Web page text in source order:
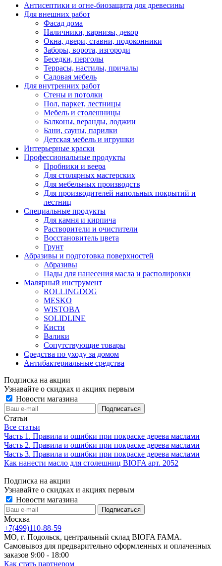
Антисептики и огне-биозащита для древесины
Для внешних работ
Фасад дома
Наличники, карнизы, декор
Окна, двери, ставни, подоконники
Заборы, ворота, изгороди
Беседки, перголы
Террасы, настилы, причалы
Садовая мебель
Для внутренних работ
Стены и потолки
Пол, паркет, лестницы
Мебель и столешницы
Балконы, веранды, лоджии
Бани, сауны, парилки
Детская мебель и игрушки
Интерьерные краски
Профессиональные продукты
Пробники и веера
Для столярных мастерских
Для мебельных производств
Для производителей напольных покрытий и
лестниц
Специальные продукты
Для камня и кирпича
Растворители и очистители
Восстановитель цвета
Грунт
Абразивы и подготовка поверхностей
Абразивы
Пады для нанесения масла и располировки
Малярный инструмент
ROLLINGDOG
MESKO
WISTOBA
SOLIDLINE
Кисти
Валики
Сопутствующие товары
Средства по уходу за домом
Антибактериальные средства
Подписка на акции
Узнавайте о скидках и акциях первым
Новости магазина
Статьи
Все статьи
Часть 1. Правила и ошибки при покраске дерева маслами
Часть 2. Правила и ошибки при покраске дерева маслами
Часть 3. Правила и ошибки при покраске дерева маслами
Как нанести масло для столешниц BIOFA арт. 2052
Подписка на акции
Узнавайте о скидках и акциях первым
Новости магазина
Москва
+7(499)110-88-59
МО, г. Подольск, центральный склад BIOFA FAMA.
Самовывоз для предварительно оформленных и оплаченных
заказов 9:00 - 18:00
Как стать партнером